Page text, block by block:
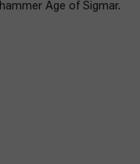
Age of Sigmar.